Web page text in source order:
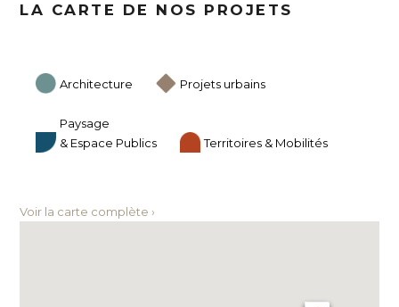
LA CARTE DE NOS PROJETS
Architecture Projets urbains
Paysage
& Espace Publics
Territoires & Mobilités
Voir la carte complète ›